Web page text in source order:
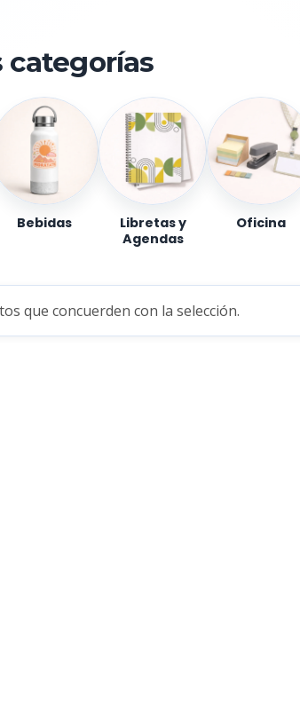
categorías
Bebidas
Libretas y
Agendas
Oficina
que concuerden con la selección.